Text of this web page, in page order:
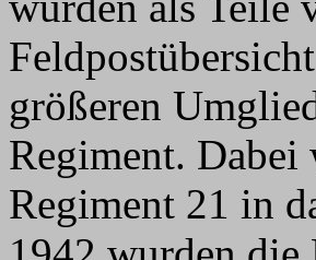
größeren
Regiment.
Regiment 21 in